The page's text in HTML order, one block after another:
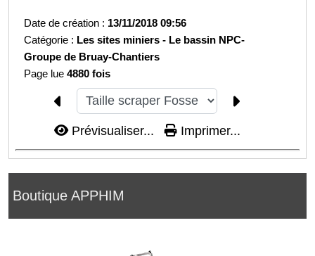
Boutique APPHIM
Date de création : 13/11/2018 09:56
Catégorie : Les sites miniers - Le bassin NPC-
Groupe de Bruay-Chantiers
Page lue4880 fois
Prévisualiser... Imprimer...